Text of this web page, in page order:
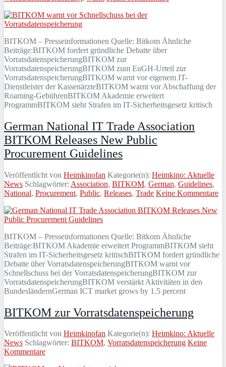
BITKOM – Presseinformationen Quelle: Bitkom Ähnliche
Beiträge:BITKOM fordert gründliche Debatte über
VorratsdatenspeicherungBITKOM zur
VorratsdatenspeicherungBITKOM zum EuGH-Urteil zur
VorratsdatenspeicherungBITKOM warnt vor eigenem IT-
Dienstleister der KassenärzteBITKOM warnt vor Abschaffung der
Roaming-GebührenBITKOM Akademie erweitert
ProgrammBITKOM sieht Strafen im IT-Sicherheitsgesetz kritisch
German National IT Trade Association
BITKOM Releases New Public
Procurement Guidelines
Veröffentlicht von Heimkinofan Kategorie(n): Heimkino: Aktuelle
News Schlagwörter: Association, BITKOM, German, Guidelines,
National, Procurement, Public, Releases, Trade Keine Kommentare
BITKOM – Presseinformationen Quelle: Bitkom Ähnliche
Beiträge:BITKOM Akademie erweitert ProgrammBITKOM sieht
Strafen im IT-Sicherheitsgesetz kritischBITKOM fordert gründliche
Debatte über VorratsdatenspeicherungBITKOM warnt vor
Schnellschuss bei der VorratsdatenspeicherungBITKOM zur
VorratsdatenspeicherungBITKOM verstärkt Aktivitäten in den
BundesländernGerman ICT market grows by 1.5 percent
BITKOM zur Vorratsdatenspeicherung
Veröffentlicht von Heimkinofan Kategorie(n): Heimkino: Aktuelle
News Schlagwörter: BITKOM, Vorratsdatenspeicherung Keine
Kommentare